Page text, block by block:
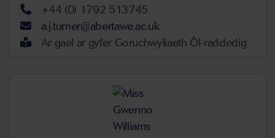
+44 (0) 1792 513745
a.j.turner@abertawe.ac.uk
Ar gael ar gyfer Goruchwyliaeth Ôl-raddedig